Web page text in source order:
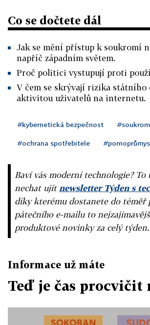
Co se dočtete dál
Jak se mění přístup k soukromí
napříč západním světem.
Proč politici vystupují proti
V čem se skrývají rizika státního
aktivitou uživatelů na internetu.
#kybernetická bezpečnost
#ochrana spotřebitele
Baví vás moderní technologie? To
nechat ujít newsletter Týden s
díky kterému dostanete do téměř
pátečního e-mailu to
produktové novinky za celý týden.
Informace už máte
Teď je čas procvičit